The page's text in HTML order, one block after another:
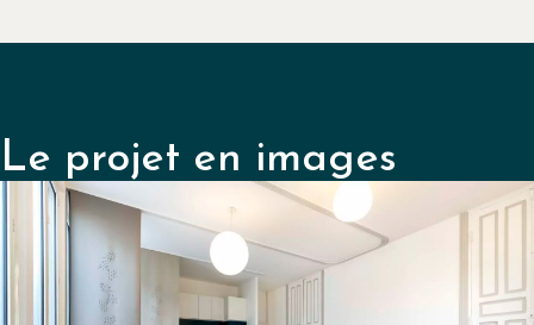
Le projet en images